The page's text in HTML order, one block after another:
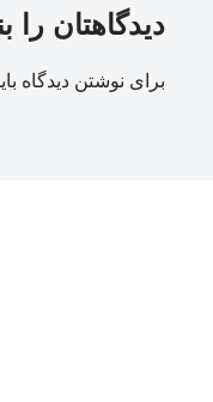
دیدگاهتان را
برای نوشتن دیدگاه